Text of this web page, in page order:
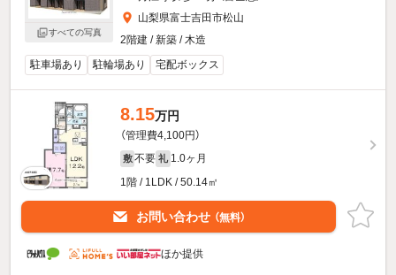
すべての写真
山梨県富士吉田市松山
2階建 / 新築 / 木造
駐車場あり
駐輪場あり 宅配ボックス
8.15万円
（管理費4,100円）
敷 不要 礼 1.0ヶ月
1階 / 1LDK / 50.14㎡
お問い合わせ （無料）
ほか提供